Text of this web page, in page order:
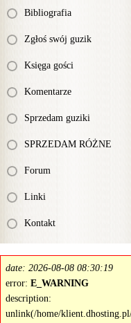
Bibliografia
Zgłoś swój guzik
Księga gości
Komentarze
Sprzedam guziki
SPRZEDAM RÓŻNE
Forum
Linki
Kontakt
date: 2026-08-08 08:30:19
error: E_WARNING
description:
unlink(/home/